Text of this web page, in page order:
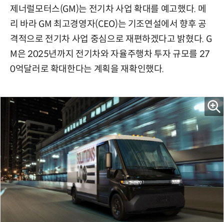
제너럴모터스(GM)는 전기차 사업 확대를 예고했다. 메
리 바라 GM 최고경영자(CEO)는 기조연설에서 향후 공
격적으로 전기차 사업 중심으로 재편하겠다고 밝혔다. G
M은 2025년까지 전기차와 자율주행차 투자 규모를 27
0억달러로 확대한다는 계획을 재확인했다.